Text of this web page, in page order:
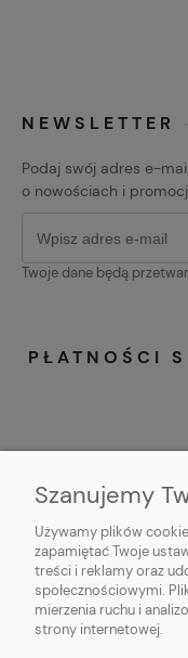
NEWSLETTER
Podaj swój adres e-
o nowościach i
Twoje dane będą
PŁATNOŚCI
O NAS
OBSŁUGA KLIENTA
Szanujemy
Używamy plików
zapamiętać Twoje
treści i reklamy oraz
społecznościowymi.
mierzenia ruchu i
strony internetowej.